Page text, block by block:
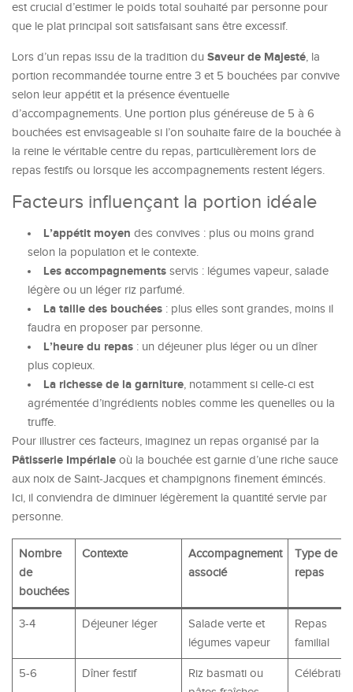
est crucial d’estimer le poids total souhaité par personne pour
que le plat principal soit satisfaisant sans être excessif.
Lors d’un repas issu de la tradition du Saveur de Majesté, la
portion recommandée tourne entre 3 et 5 bouchées par convive
selon leur appétit et la présence éventuelle
d’accompagnements. Une portion plus généreuse de 5 à 6
bouchées est envisageable si l’on souhaite faire de la bouchée à
la reine le véritable centre du repas, particulièrement lors de
repas festifs ou lorsque les accompagnements restent légers.
Facteurs influençant la portion idéale
L’appétit moyen des convives : plus ou moins grand
selon la population et le contexte.
Les accompagnements servis : légumes vapeur, salade
légère ou un léger riz parfumé.
La taille des bouchées : plus elles sont grandes, moins il
faudra en proposer par personne.
L’heure du repas : un déjeuner plus léger ou un dîner
plus copieux.
La richesse de la garniture, notamment si celle-ci est
agrémentée d’ingrédients nobles comme les quenelles ou la
truffe.
Pour illustrer ces facteurs, imaginez un repas organisé par la
Pâtisserie Impériale où la bouchée est garnie d’une riche sauce
aux noix de Saint-Jacques et champignons finement émincés.
Ici, il conviendra de diminuer légèrement la quantité servie par
personne.
Nombre
de
bouchées
Contexte
Accompagnement
associé
Type de
repas
3-4 Déjeuner léger
Salade verte et
légumes vapeur
Repas
familial
5-6 Dîner festif
Riz basmati ou
Célébration